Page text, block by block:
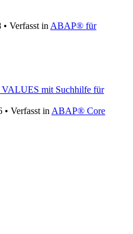
Verfasst in ABAP® für
mit Suchhilfe für
• Verfasst in ABAP® Core